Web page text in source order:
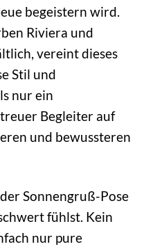
begeistern wird.
Riviera und
vereint dieses
Stil und
nur ein
Begleiter auf
und bewussteren
Sonnengruß-Pose
fühlst. Kein
nur pure